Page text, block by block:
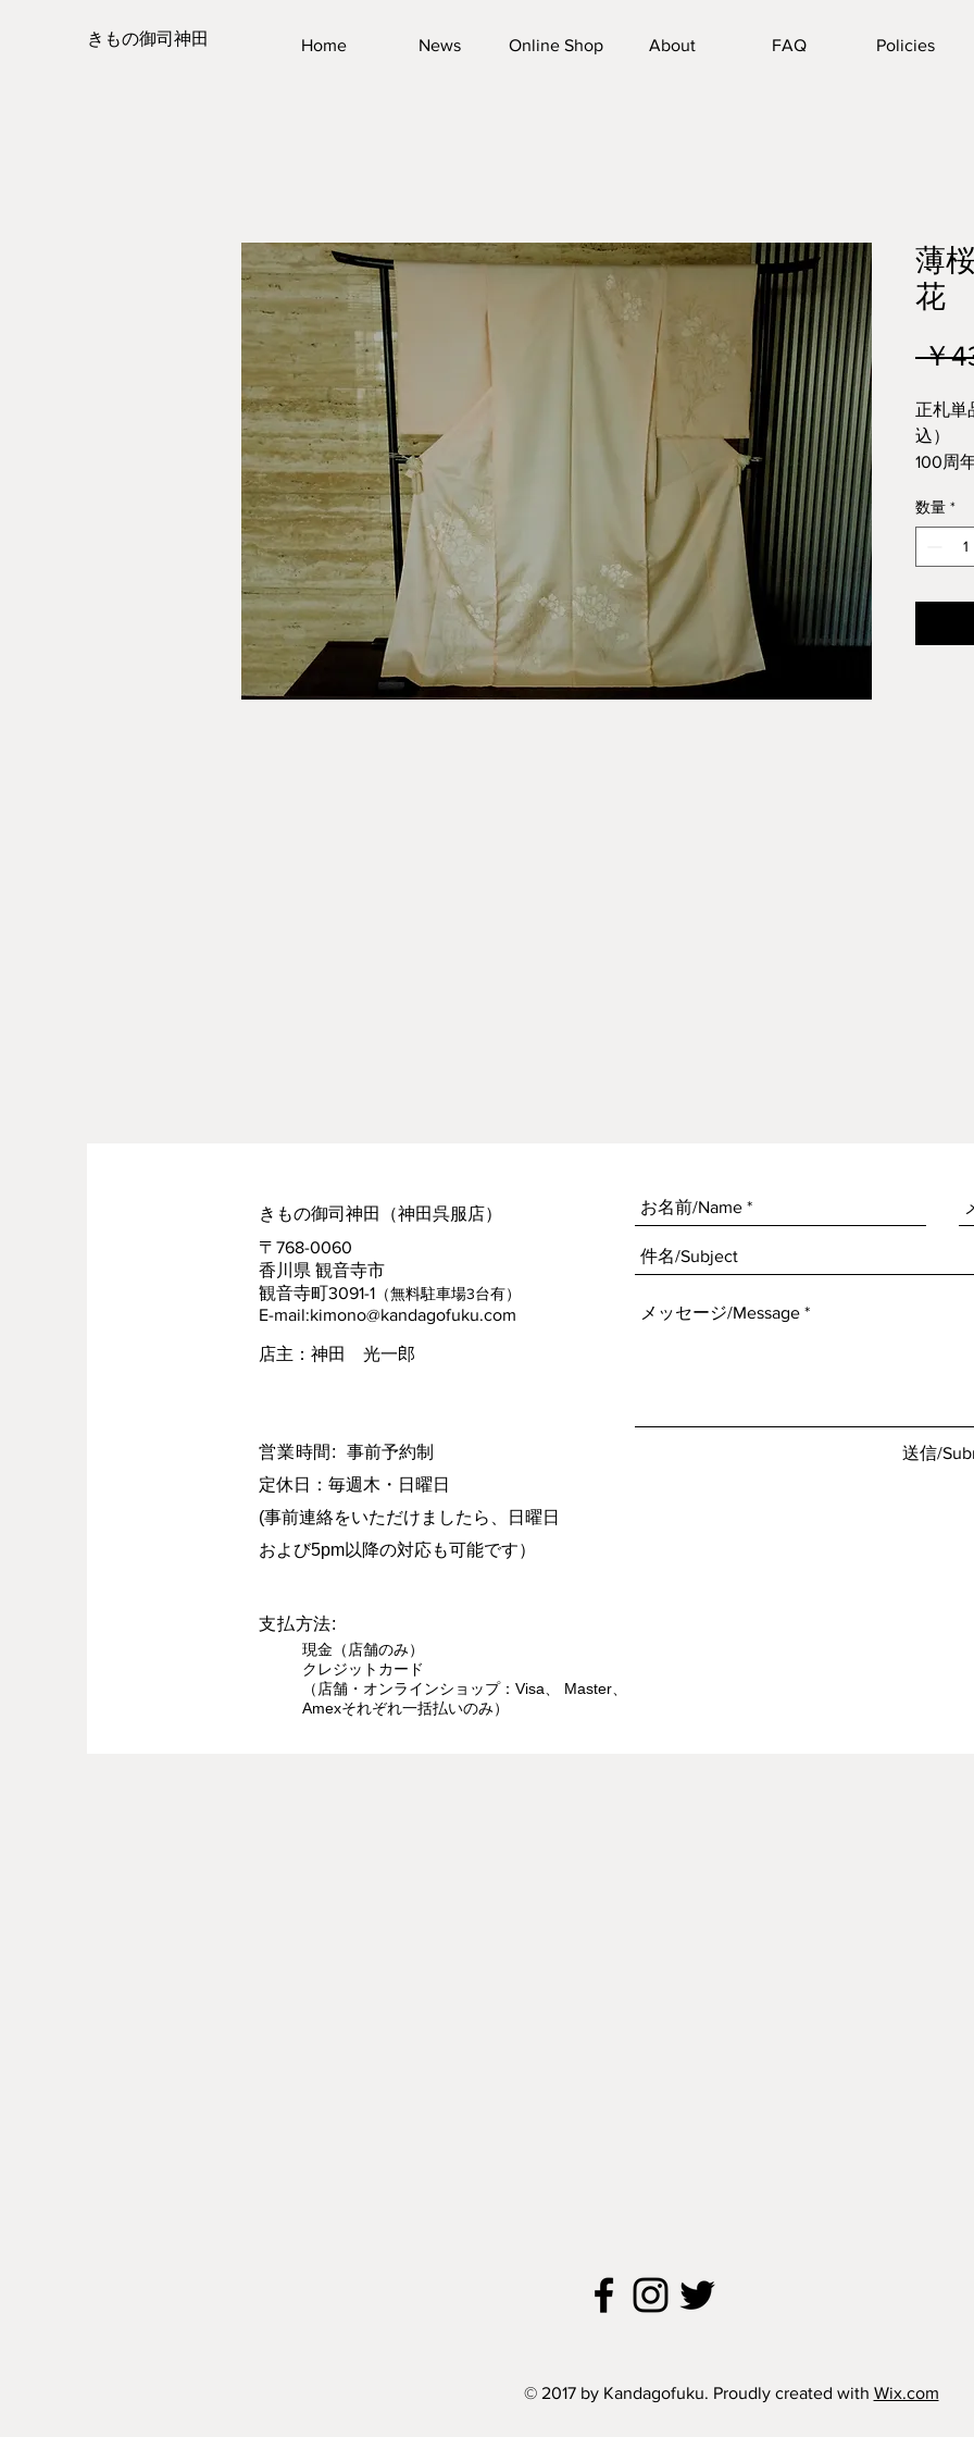
きもの御司神田 Home News Online Shop About FAQ Policies
薄
花
￥
正札
込）
100周
※仕立
わせ
数量 *
​〒768-0060
香川県 観音寺市
観音寺町3091-1 （無料駐車場3台有）
E-mail:kimono@kandagofuku.com
​店主：神田 光一郎
きもの御司神田（神田呉服店）​
営業時間:
事前予約制
定休日：毎週木・日曜日​
(事前連絡をいただけましたら、日曜日
および5pm以降の対応も可能です）
送信/
支払方法:
現金（店舗のみ）
クレジットカード
（店舗・オンラインショップ：Visa、 Master、
Amexそれぞれ一括払いのみ）
© 2017 by Kandagofuku. Proudly created with Wix.com